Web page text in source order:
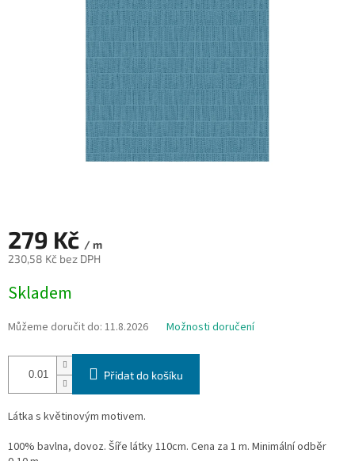
279 Kč / m
230,58 Kč bez DPH
cena:
Skladem
Můžeme doručit do: 11.8.2026 Možnosti doručení
Přidat do košíku
Látka s květinovým motivem.
100% bavlna, dovoz. Šíře látky 110cm. Cena za 1 m. Minimální odběr